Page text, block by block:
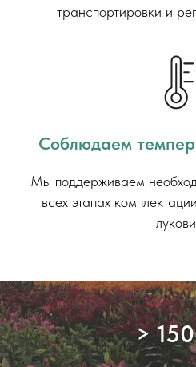
транспортировки и
Соблюдаем
Мы поддерживаем
всех этапах
>